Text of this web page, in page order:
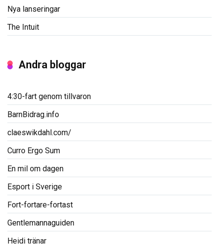
Nya lanseringar
The Intuit
Andra bloggar
4:30-fart genom tillvaron
BarnBidrag.info
claeswikdahl.com/
Curro Ergo Sum
En mil om dagen
Esport i Sverige
Fort-fortare-fortast
Gentlemannaguiden
Heidi tränar